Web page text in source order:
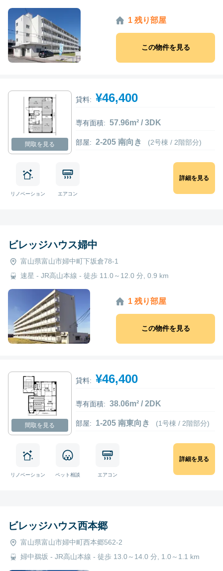
1 残り部屋
この物件を見る
間取を見る
貸料: ¥46,400
専有面積: 57.96m² / 3DK
部屋: 2-205 南向き (2号棟 / 2階部分)
リノベーション エアコン
詳細を見る
ビレッジハウス婦中
富山県富山市婦中町下坂倉78-1
速星 - JR高山本線 - 徒歩 11.0～12.0 分, 0.9 km
1 残り部屋
この物件を見る
間取を見る
貸料: ¥46,400
専有面積: 38.06m² / 2DK
部屋: 1-205 南東向き (1号棟 / 2階部分)
リノベーション ペット相談 エアコン
詳細を見る
ビレッジハウス西本郷
富山県富山市婦中町西本郷562-2
婦中鵜坂 - JR高山本線 - 徒歩 13.0～14.0 分, 1.0～1.1 km